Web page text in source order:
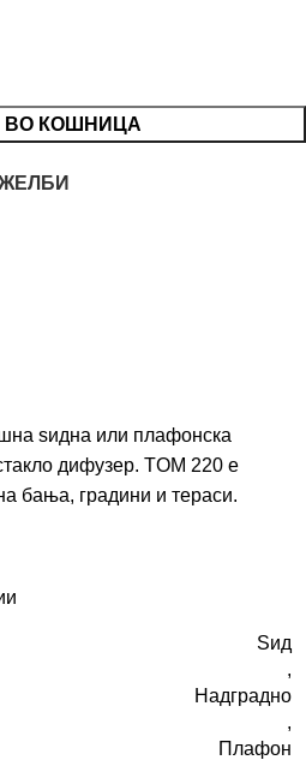
ВО КОШНИЦА
ѕидна или плафонска
дифузер. TOM 220 е
бања, градини и тераси.
Ѕид
,
Надградно
,
Плафон